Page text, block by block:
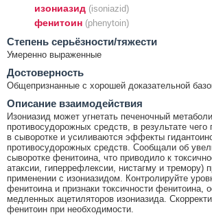
изониазид (isoniazid)
фенитоин (phenytoin)
Cтепень серьёзности/тяжести
Умеренно выраженные
Достоверность
Общепризнанные с хорошей доказательной
Описание взаимодействия
Изониазид может угнетать печеночный
противосудорожных средств, в результате
в сыворотке и усиливаются эффекты
противосудорожных средств. Сообщали об
сыворотке фенитоина, что приводило к
атаксии, гиперрефлексии, нистагму и тремору)
применении с изониазидом. Контролируйте
фенитоина и признаки токсичности фенитоина,
медленных ацетиляторов изониазида.
фенитоин при необходимости.